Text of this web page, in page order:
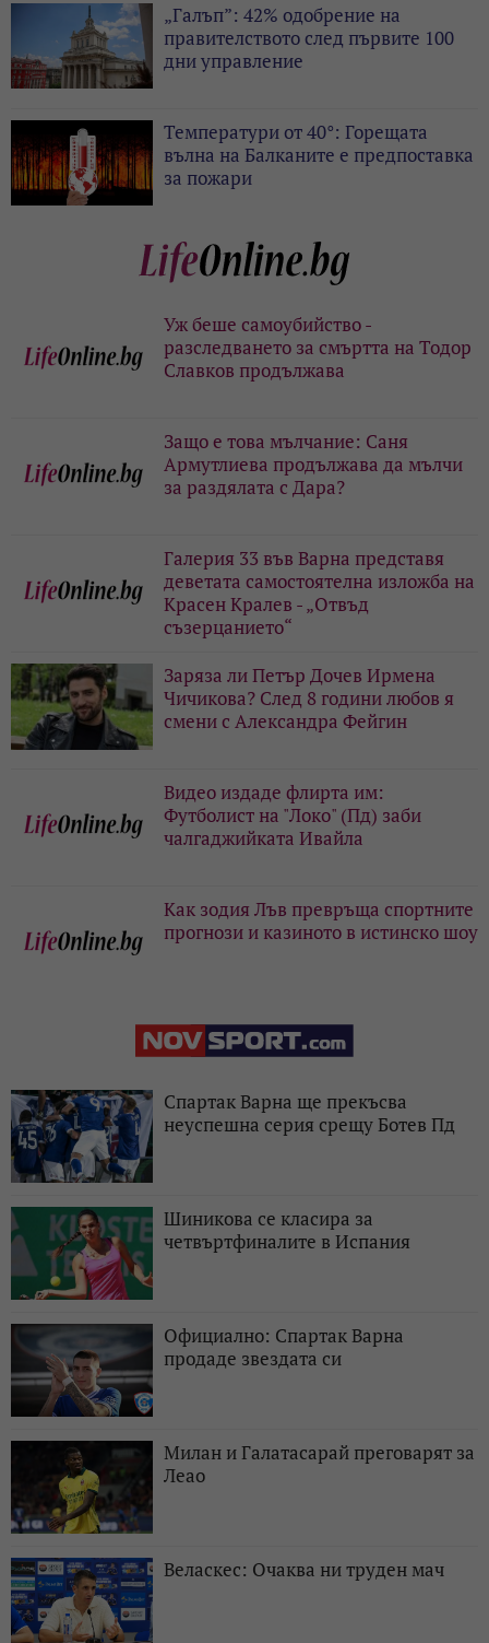
„Галъп”: 42% одобрение на
правителството след първите 100
дни управление
Температури от 40°: Горещата
вълна на Балканите е предпоставка
за пожари
Уж беше самоубийство -
разследването за смъртта на Тодор
Славков продължава
Защо е това мълчание: Саня
Армутлиева продължава да мълчи
за раздялата с Дара?
Галерия 33 във Варна представя
деветата самостоятелна изложба на
Красен Кралев - „Отвъд
съзерцанието“
Заряза ли Петър Дочев Ирмена
Чичикова? След 8 години любов я
смени с Александра Фейгин
Видео издаде флирта им:
Футболист на "Локо" (Пд) заби
чалгаджийката Ивайла
Как зодия Лъв превръща спортните
прогнози и казиното в истинско шоу
Спартак Варна ще прекъсва
неуспешна серия срещу Ботев Пд
Шиникова се класира за
четвъртфиналите в Испания
Официално: Спартак Варна
продаде звездата си
Милан и Галатасарай преговарят за
Леао
Веласкес: Очаква ни труден мач